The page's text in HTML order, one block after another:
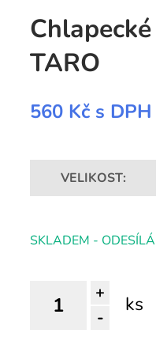
TARO
560 Kč s DPH
VELIKOST:
SKLADEM -
+
-
ks